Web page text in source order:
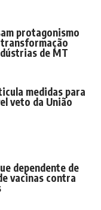
protagonismo
de MT
medidas para
veto da União
dependente de
vacinas contra